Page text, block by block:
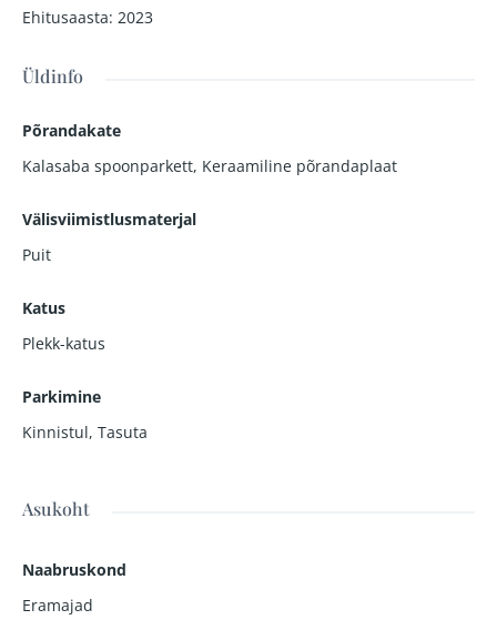
Ehitusaasta: 2023
Üldinfo
Põrandakate
Kalasaba spoonparkett, Keraamiline põrandaplaat
Välisviimistlusmaterjal
Puit
Katus
Plekk-katus
Parkimine
Kinnistul, Tasuta
Asukoht
Naabruskond
Eramajad